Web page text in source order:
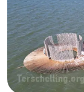
Jugend
Übernachten
Appartements